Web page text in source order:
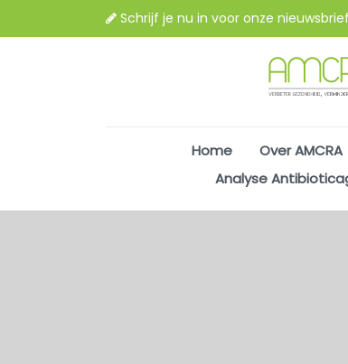
Schrijf je nu in voor onze
Home Over AMCRA
Analyse